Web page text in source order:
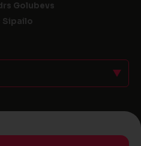
Golubevs
Sipailo